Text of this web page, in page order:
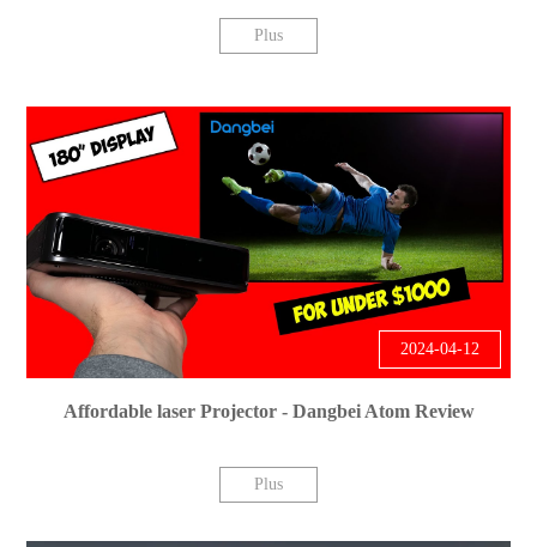
Plus
2024-04-12
Affordable laser Projector - Dangbei Atom Review
Plus